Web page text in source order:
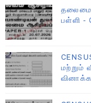
தலைமை
பள்ளி -
மற்றும்